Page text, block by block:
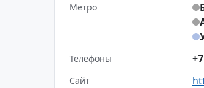
Метро
Телефоны
Сайт